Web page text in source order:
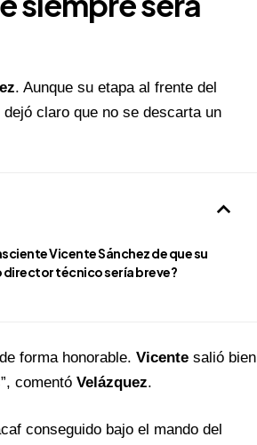
. Aunque su etapa al frente del
claro que no se descarta un
Vicente Sánchez de que su
director técnico sería breve?
forma honorable. Vicentesalió bien
comentó Velázquez.
conseguido bajo el mando del